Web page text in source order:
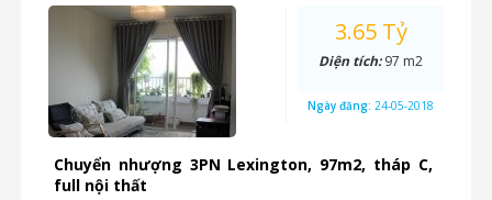
Chuyển nhượng 3PN Lexington, 97m2, tháp C,
full nội thất
3.65 Tỷ
Diện tích:97 m2
Ngày đăng: 24-05-2018